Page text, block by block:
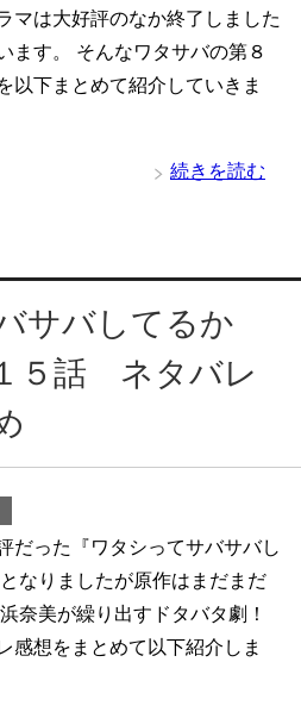
マは大好評のなか終了しました
ます。 そんなワタサバの第８
以下まとめて紹介していきま
続きを読む
サバしてるか
５話 ネタバレ
だった『ワタシってサバサバし
なりましたが原作はまだまだ
奈美が繰り出すドタバタ劇！
感想をまとめて以下紹介しま